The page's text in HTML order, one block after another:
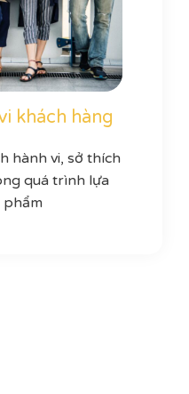
khách hàng
hành vi, sở thích
quá trình lựa
phẩm